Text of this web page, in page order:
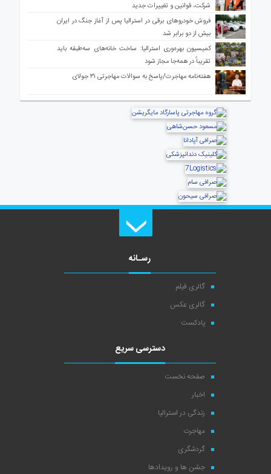
شرکت، قوانین و تغییرات جدید
فروش خودروهای برقی در استرالیا پس از آغاز جنگ در ایران
بیش از دو برابر شد
کمیسیون بهره‌وری استرالیا: ساخت خانه‌های سه‌طبقه باید
تقریباً در همه‌جا مجاز شود
هفته‌نامه مهاجرت/پاسخ به سوالات مهاجرتی ۳۱ جولای
رسـانه
گالری فیلم
گالری عکس
پادکست
دسترسی سریع
صفحه نخست
اخبار
زندگی در استرالیا
مهاجرت
گردشگری
جشن ها و رویدادها